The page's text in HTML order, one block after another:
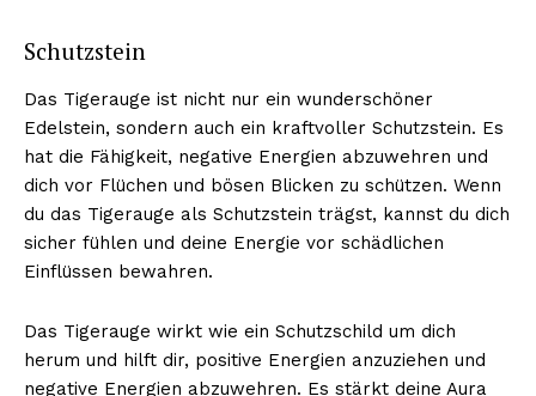
Schutzstein
Das Tigerauge ist nicht nur ein wunderschöner
Edelstein, sondern auch ein kraftvoller Schutzstein. Es
hat die Fähigkeit, negative Energien abzuwehren und
dich vor Flüchen und bösen Blicken zu schützen. Wenn
du das Tigerauge als Schutzstein trägst, kannst du dich
sicher fühlen und deine Energie vor schädlichen
Einflüssen bewahren.
Das Tigerauge wirkt wie ein Schutzschild um dich
herum und hilft dir, positive Energien anzuziehen und
negative Energien abzuwehren. Es stärkt deine Aura